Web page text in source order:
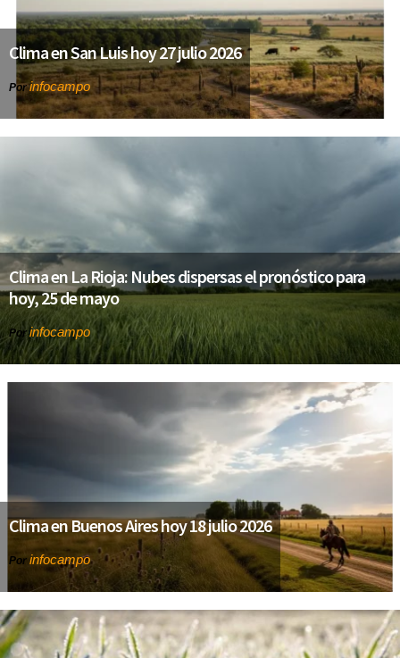
Clima en San Luis hoy 27 julio 2026
Porinfocampo
Clima en La Rioja: Nubes dispersas el pronóstico para
hoy, 25 de mayo
Porinfocampo
Clima en Buenos Aires hoy 18 julio 2026
Por infocampo